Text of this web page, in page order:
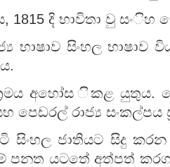
1815 දි භාවිතා වු
භාෂාව සිංහල භාෂාව
අහෝස ිකළ යුතුය.
පෙඩරල් රාජ්‍ය
සිංහල ජාතියට සිදු
පනත යටතේ අත්පත්